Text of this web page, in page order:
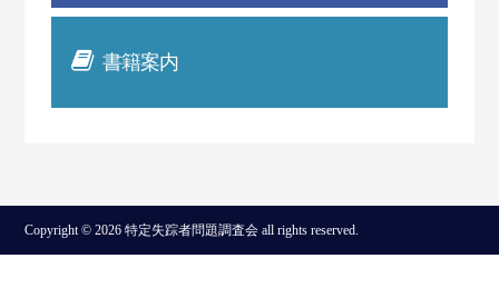
書籍案内
Copyright © 2026 特定失踪者問題調査会 all rights reserved.